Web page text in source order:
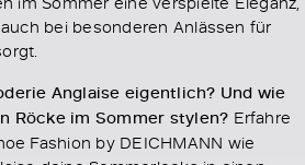
bei besonderen Anlässen für
Anglaise eigentlich? Und wie
Röcke im Sommer stylen? Erfahre
Fashion by DEICHMANN wie